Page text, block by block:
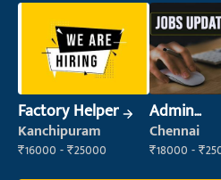
Factory Helper
Kanchipuram
₹16000 - ₹25000
Admin
Supervisor
Chennai
₹18000 -